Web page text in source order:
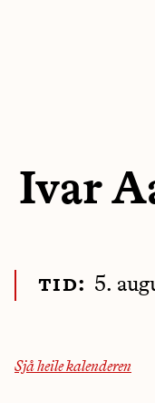
Ivar
tid: 5.
Sjå heile kalenderen